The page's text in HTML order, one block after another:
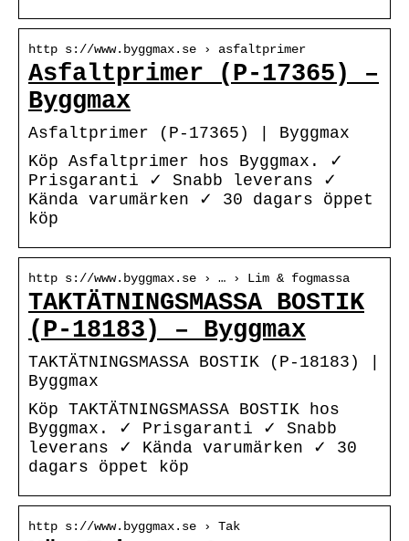
http s://www.byggmax.se › asfaltprimer
Asfaltprimer (P-17365) –
Byggmax
Asfaltprimer (P-17365) | Byggmax
Köp Asfaltprimer hos Byggmax. ✓
Prisgaranti ✓ Snabb leverans ✓
Kända varumärken ✓ 30 dagars öppet
köp
http s://www.byggmax.se › … › Lim & fogmassa
TAKTÄTNINGSMASSA BOSTIK
(P-18183) – Byggmax
TAKTÄTNINGSMASSA BOSTIK (P-18183) |
Byggmax
Köp TAKTÄTNINGSMASSA BOSTIK hos
Byggmax. ✓ Prisgaranti ✓ Snabb
leverans ✓ Kända varumärken ✓ 30
dagars öppet köp
http s://www.byggmax.se › Tak